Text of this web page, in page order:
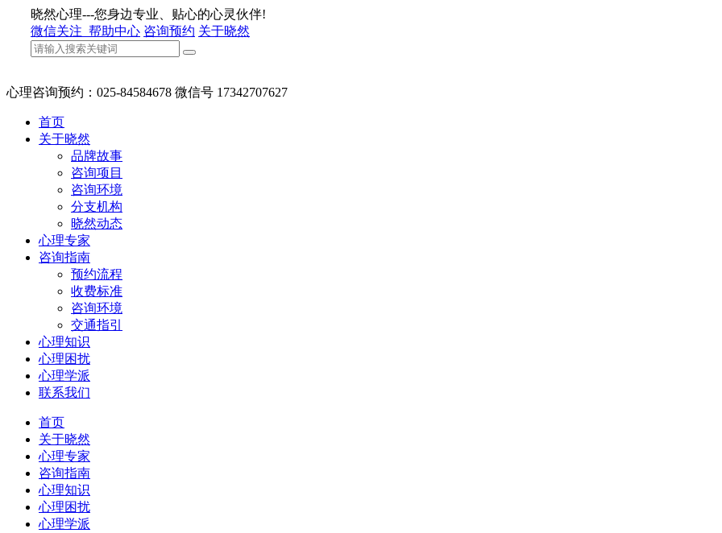
晓然心理---您身边专业、贴心的心灵伙伴!
微信关注 帮助中心 咨询预约 关于晓然
心理咨询预约：025-84584678 微信号 17342707627
首页
关于晓然
品牌故事
咨询项目
咨询环境
分支机构
晓然动态
心理专家
咨询指南
预约流程
收费标准
咨询环境
交通指引
心理知识
心理困扰
心理学派
联系我们
首页
关于晓然
心理专家
咨询指南
心理知识
心理困扰
心理学派